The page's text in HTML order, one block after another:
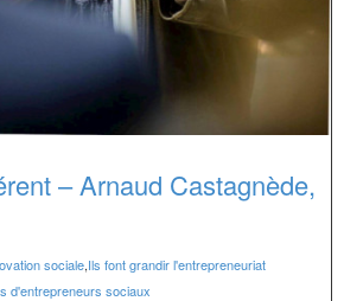
– Arnaud Castagnède,
sociale,Ils font grandir l'entrepreneuriat
d'entrepreneurs sociaux